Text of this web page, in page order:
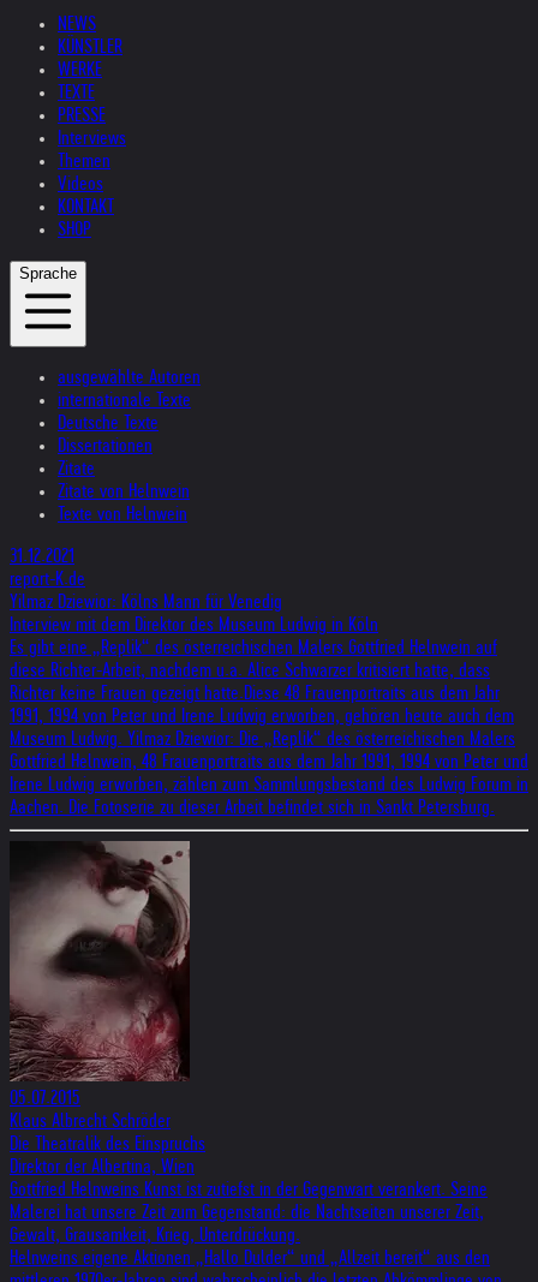
NEWS
KÜNSTLER
WERKE
TEXTE
PRESSE
Interviews
Themen
Videos
KONTAKT
SHOP
Sprache
ausgewählte Autoren
internationale Texte
Deutsche Texte
Dissertationen
Zitate
Zitate von Helnwein
Texte von Helnwein
31.12.2021
report-K.de
Yilmaz Dziewior: Kölns Mann für Venedig
Interview mit dem Direktor des Museum Ludwig in Köln
Es gibt eine „Replik“ des österreichischen Malers Gottfried Helnwein auf
diese Richter-Arbeit, nachdem u.a. Alice Schwarzer kritisiert hatte, dass
Richter keine Frauen gezeigt hatte.Diese 48 Frauenportraits aus dem Jahr
1991, 1994 von Peter und Irene Ludwig erworben, gehören heute auch dem
Museum Ludwig. Yilmaz Dziewior: Die „Replik“ des österreichischen Malers
Gottfried Helnwein, 48 Frauenportraits aus dem Jahr 1991, 1994 von Peter und
Irene Ludwig erworben, zählen zum Sammlungsbestand des Ludwig Forum in
Aachen. Die Fotoserie zu dieser Arbeit befindet sich in Sankt Petersburg.
05.07.2015
Klaus Albrecht Schröder
Die Theatralik des Einspruchs
Direktor der Albertina, Wien
Gottfried Helnweins Kunst ist zutiefst in der Gegenwart verankert. Seine
Malerei hat unsere Zeit zum Gegenstand: die Nachtseiten unserer Zeit,
Gewalt, Grausamkeit, Krieg, Unterdrückung.
Helnweins eigene Aktionen „Hallo Dulder“ und „Allzeit bereit“ aus den